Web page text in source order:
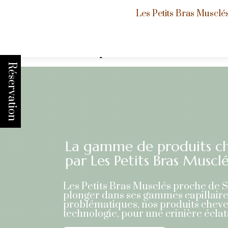
Réservation
Les Petits Bras
Accueil
Les Petits Bras Musclés proche de
plonger dans ses gammes
problématiques, nos produits
technologie, pour une crinière
La gamme de produits
par Les Petits Bras